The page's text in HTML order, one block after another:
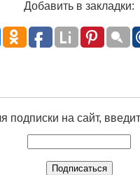
Добавить в закладки:
подписки на сайт,